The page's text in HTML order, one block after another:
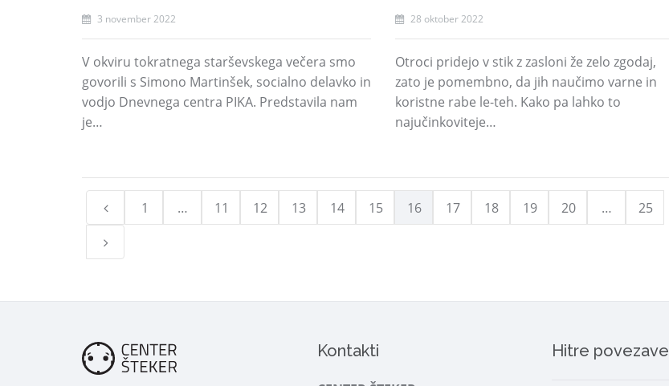
3 november 2022
V okviru tokratnega starševskega večera smo
govorili s Simono Martinšek, socialno delavko in
vodjo Dnevnega centra PIKA. Predstavila nam
je…
28 oktober 2022
Otroci pridejo v stik z zasloni že zelo zgodaj,
zato je pomembno, da jih naučimo varne in
koristne rabe le-teh. Kako pa lahko to
najučinkoviteje…
1 … 11 12 13 14 15 16 17 18 19 20 … 25
Kontakti Hitre povezave